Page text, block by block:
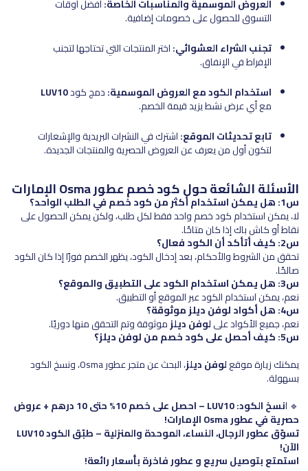
العروض الموسمية والمناسبات الخاصة:أفضل أوقات
التسوق للحصول على خصومات إضافية.
تجنب الشراء العشوائي:اختر المنتجات التي تحتاجها لتجنب
الإفراط في الإنفاق.
استخدام الكود مع العروض الموسمية:دمج كودLUV10
مع أي عرض نشط يزيد قيمة الخصم.
تابع تحديثات الموقع:اشترك في النشرات البريدية والإشعارات
لتكون أول من يعرف عن العروض الحصرية والمنتجات الجديدة.
الأسئلة الشائعة حول كود خصم عطور Osma الإمارات
س1: هل يمكن استخدام أكثر من كود خصم في الطلب الواحد؟
لا، يمكن استخدام كود خصم واحد فقط لكل طلب، ولكن يمكن الحصول على
نقاط أو كاش باك إذا كان متاحًا.
س2: كيف أتأكد أن الكود فعال؟
تحقق من الشروط والأحكام، بعد إدخال الكود، يظهر الخصم فورًا إذا كان الكود
صالحًا.
س3: هل يمكن استخدام الكود على التطبيق والموقع؟
نعم، يمكن استخدام الكود عبر الموقع أو التطبيق.
س4: هل أكواد لوفن ديلز موثوقة؟
نعم، جميع الأكواد علىلوفن ديلزموثوقة وتم التحقق منها دوريًا.
س5: كيف أحصل على كود خصم من لوفن ديلز؟
يمكنك زيارة موقعلوفن ديلز ، البحث عن متجر عطور Osma، ونسخ الكود
بسهولة.
🔹 ا
نسخ الكود: LUV10 – احصل على خصم 10% حتى 10 درهم + عروض
حصرية في عطور Osma الإمارات!
تسوّق عطور الرجال، النساء، الموحدة والمنزلية – طبّق الكود LUV10
الآن!
استمتع بتوصيل سريع و عطور فاخرة بأسعار رائعة!